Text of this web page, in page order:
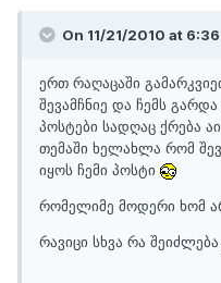
On 11/21/2010 at 6:36
ერთ რაღაცაში
შევამჩნიე და ჩემს
პოსტები სადღაც ქრება
თემაში ხელახლა რომ
იყოს ჩემი პოსტი
რომელიმე მოდერი ხომ
რავიცი სხვა რა